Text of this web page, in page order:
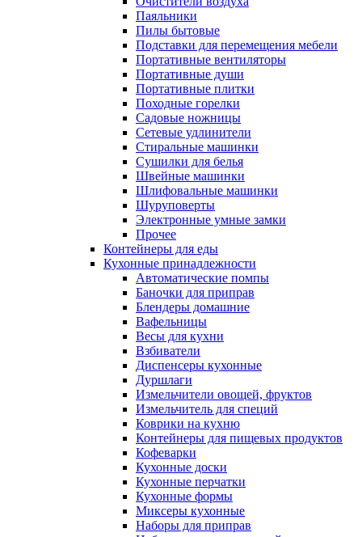
Паяльники
Пилы бытовые
Подставки для перемещения мебели
Портативные вентиляторы
Портативные души
Портативные плитки
Походные горелки
Садовые ножницы
Сетевые удлинители
Стиральные машинки
Сушилки для белья
Швейные машинки
Шлифовальные машинки
Шуруповерты
Электронные умные замки
Прочее
Контейнеры для еды
Кухонные принадлежности
Автоматические помпы
Баночки для приправ
Блендеры домашние
Вафельницы
Весы для кухни
Взбиватели
Диспенсеры кухонные
Дуршлаги
Измельчители овощей, фруктов
Измельчитель для специй
Коврики на кухню
Контейнеры для пищевых продуктов
Кофеварки
Кухонные доски
Кухонные перчатки
Кухонные формы
Миксеры кухонные
Наборы для приправ